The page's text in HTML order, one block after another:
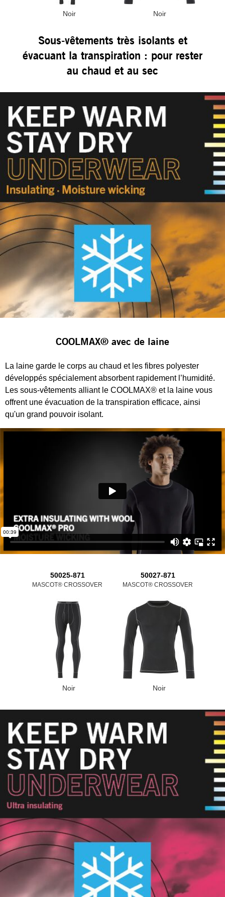
Noir Noir
Sous-vêtements très isolants et
évacuant la transpiration : pour rester
au chaud et au sec
COOLMAX® avec de laine
La laine garde le corps au chaud et les fibres polyester
développés spécialement absorbent rapidement l’humidité.
Les sous-vêtements alliant le COOLMAX® et la laine vous
offrent une évacuation de la transpiration efficace, ainsi
qu'un grand pouvoir isolant.
50025-871
MASCOT® CROSSOVER
Noir
50027-871
MASCOT® CROSSOVER
Noir